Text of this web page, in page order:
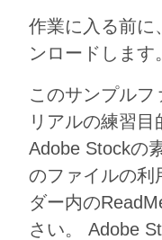
作業に入る前に
ンロードします。
このサンプルフ
リアルの練習⽬
Adobe Stockの
のファイルの利
ダー内の
さい。 Adobe